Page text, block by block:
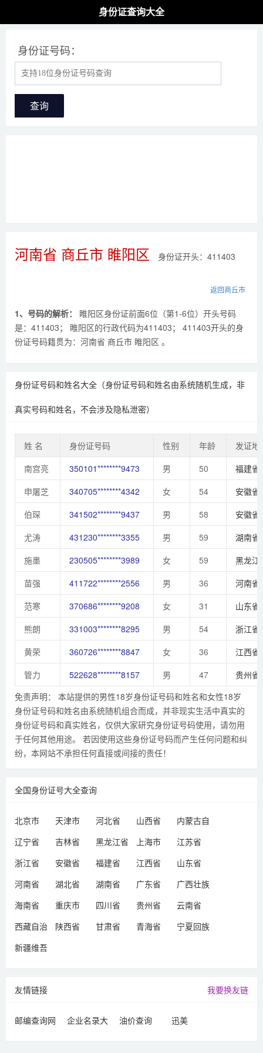
身份证查询大全
身份证号码：
查询
河南省 商丘市 睢阳区 身份证开头：411403
返回商丘市
1、号码的解析：
睢阳区身份证前面6位（第1-6位）开头号码
是：411403； 睢阳区的行政代码为411403； 411403开头的身
份证号码籍贯为：河南省 商丘市 睢阳区 。
身份证号码和姓名大全（身份证号码和姓名由系统随机生成，非
真实号码和姓名，不会涉及隐私泄密）
姓 名 身份证号码 性别 年龄
发证地
南宫亮
350101********9473 男 50 福建省
申屠芝
340705********4342 女 54 安徽省
伯琛
341502********9437 男 58 安徽省
尤涛
431230********3355 男 59 湖南省
施墨
230505********3989 女 59
黑龙江
苗强
411722********2556 男 36 河南省
范寒
370686********9208 女 31 山东省
熊朗
331003********8295 男 54 浙江省
黄荣
360726********8847 女 36 江西省
管力
522628********8157 男 47 贵州省
免责声明： 本站提供的男性18岁身份证号码和姓名和女性18岁
身份证号码和姓名由系统随机组合而成，并非现实生活中真实的
身份证号码和真实姓名，仅供大家研究身份证号码使用，请勿用
于任何其他用途。 若因使用这些身份证号码而产生任何问题和纠
纷，本网站不承担任何直接或间接的责任！
全国身份证号大全查询
北京市 天津市 河北省 山西省
内蒙古自
治区
辽宁省 吉林省 黑龙江省 上海市
江苏省
浙江省
安徽省 福建省 江西省
山东省
河南省
湖北省 湖南省 广东省
广西壮族
自治区
海南省 重庆市 四川省 贵州省
云南省
西藏自治
区
陕西省 甘肃省 青海省
宁夏回族
新疆维吾
友情链接 我要换友链
邮编查询网
企业名录大
油价查询 迅美